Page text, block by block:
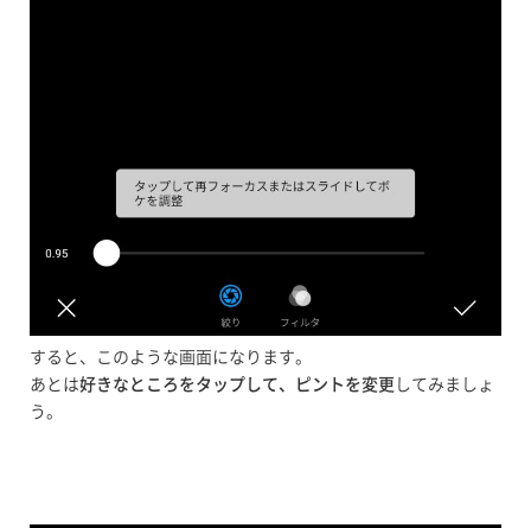
すると、このような画面になります。
あとは好きなところをタップして、ピントを変更 してみましょ
う。